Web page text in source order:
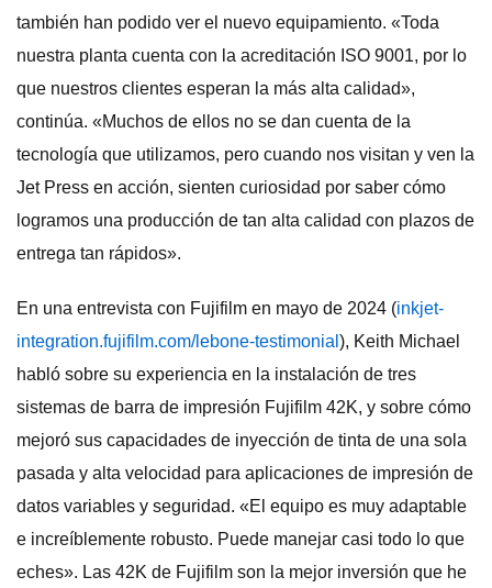
también han podido ver el nuevo equipamiento. «Toda
nuestra planta cuenta con la acreditación ISO 9001, por lo
que nuestros clientes esperan la más alta calidad»,
continúa. «Muchos de ellos no se dan cuenta de la
tecnología que utilizamos, pero cuando nos visitan y ven la
Jet Press en acción, sienten curiosidad por saber cómo
logramos una producción de tan alta calidad con plazos de
entrega tan rápidos».
En una entrevista con Fujifilm en mayo de 2024 (inkjet-
integration.fujifilm.com/lebone-testimonial ), Keith Michael
habló sobre su experiencia en la instalación de tres
sistemas de barra de impresión Fujifilm 42K, y sobre cómo
mejoró sus capacidades de inyección de tinta de una sola
pasada y alta velocidad para aplicaciones de impresión de
datos variables y seguridad. «El equipo es muy adaptable
e increíblemente robusto. Puede manejar casi todo lo que
eches». Las 42K de Fujifilm son la mejor inversión que he